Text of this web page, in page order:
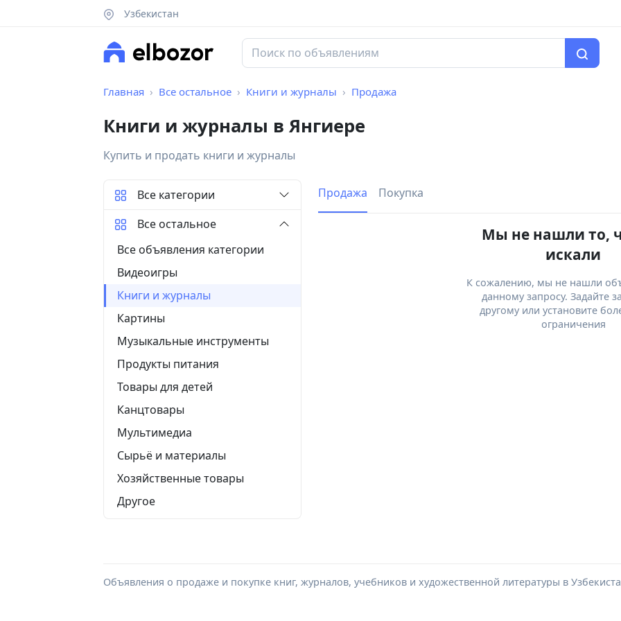
Узбекистан
Главная Все остальное Книги и журналы Продажа
Книги и журналы в Янгиере
Купить и продать книги и журналы
Продажа Покупка
Мы не нашли то,
искали
К сожалению, мы не нашли
данному запросу. Задайте
другому или установите
ограничения
Все категории
Все остальное
Все объявления категории
Видеоигры
Книги и журналы
Картины
Музыкальные инструменты
Продукты питания
Товары для детей
Канцтовары
Мультимедиа
Сырьё и материалы
Хозяйственные товары
Другое
Объявления о продаже и покупке книг, журналов, учебников и художественной литературы в